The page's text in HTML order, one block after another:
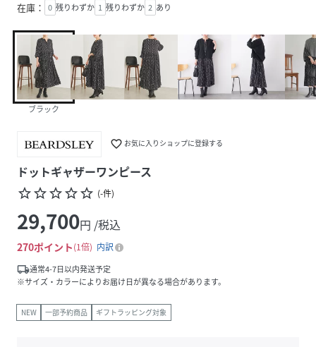
在庫： 0 残りわずか 1 残りわずか 2 あり
ブラック
favorite_border お気に入りショップに登録する
ドットギャザーワンピース
star_borderstar_borderstar_borderstar_borderstar_border (-件)
29,700円 /税込
270ポイント 1倍
内訳
local_shipping通常4-7日以内発送予定
※サイズ・カラーによりお届け日が異なる場合があります。
NEW 一部予約商品 ギフトラッピング対象